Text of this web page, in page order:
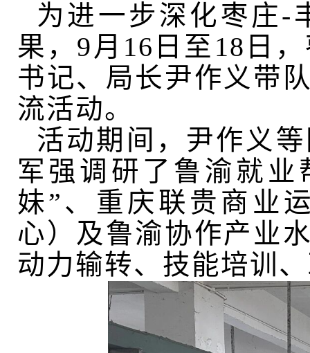
为进一步深化枣庄-
果，9月16日至18日
书记、局长尹作义带
流活动。
活动期间， 尹作义等
军强调研了鲁渝就
妹”、重庆联贵商业
心）及鲁渝协作产业
动力输转、技能培训